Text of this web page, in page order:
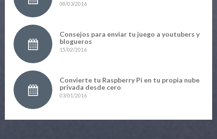
08/03/2016
Consejos para enviar tu juego a youtubers y
blogueros
15/02/2016
Convierte tu Raspberry Pi en tu propia nube
privada desde cero
03/01/2016